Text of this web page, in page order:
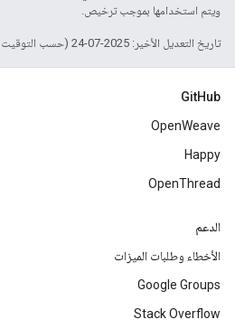
ويتم استخدامها بموجب ترخيص.
تاريخ التعديل الأخير: 2025-07-24 (حسب التوقيت العالمي المتفَّق عليه)
GitHub
OpenWeave
Happy
OpenThread
الدعم
الأخطاء وطلبات الميزات
Google Groups
Stack Overflow